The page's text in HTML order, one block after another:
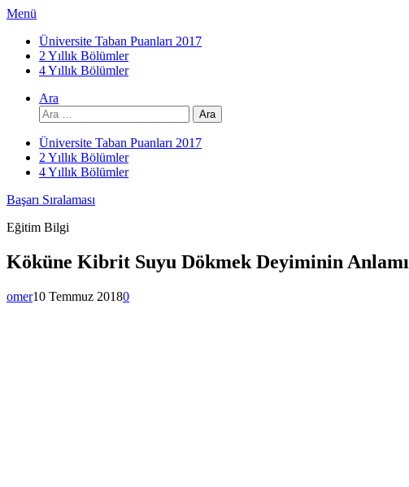
İçeriğe
Menü
Üniversite Taban Puanları 2017
2 Yıllık Bölümler
4 Yıllık Bölümler
Ara
Arama:
Üniversite Taban Puanları 2017
2 Yıllık Bölümler
4 Yıllık Bölümler
Başarı Sıralaması
Eğitim Bilgi
Köküne Kibrit Suyu Dökmek Deyiminin
omer10 Temmuz 20180